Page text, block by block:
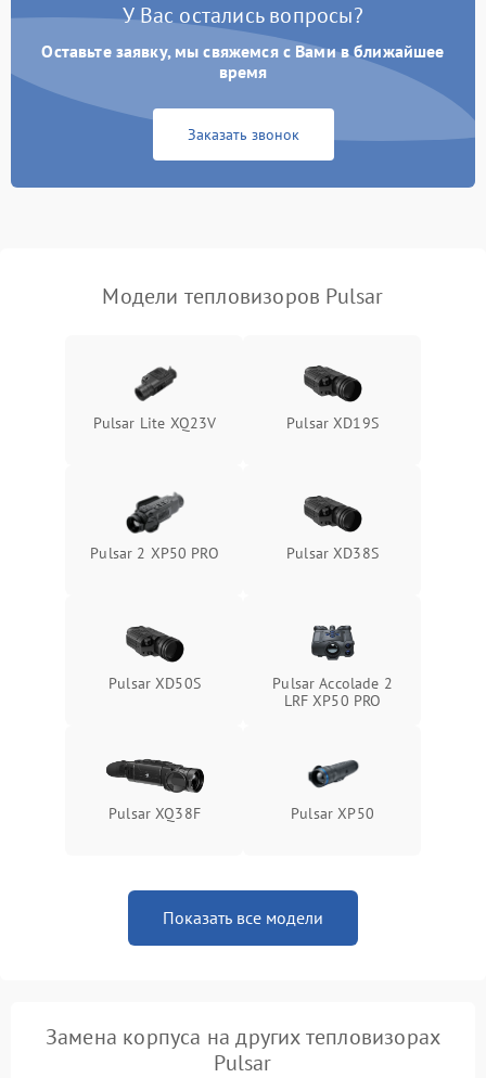
Проблемы с объективом
У Вас остались вопросы?
Оставьте заявку, мы свяжемся с Вами в ближайшее
время
Заказать звонок
Модели тепловизоров Pulsar
Pulsar Lite XQ23V Pulsar XD19S
Pulsar 2 XP50 PRO Pulsar XD38S
Pulsar XD50S
Pulsar Accolade 2
LRF XP50 PRO
Pulsar XQ38F Pulsar XP50
Показать все модели
Замена корпуса на других тепловизорах
Pulsar